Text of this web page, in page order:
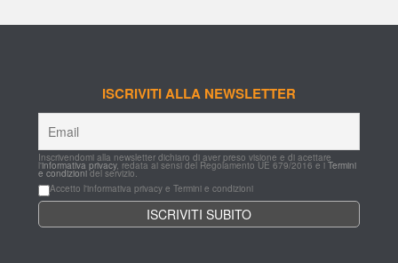
ISCRIVITI ALLA NEWSLETTER
Inscrivendomi alla newsletter dichiaro di aver preso visione e di acettare
l'informativa privacy, redata ai sensi del Regolamento UE 679/2016 e i Termini
e condizioni del servizio.
Accetto l'informativa privacy e Termini e condizioni